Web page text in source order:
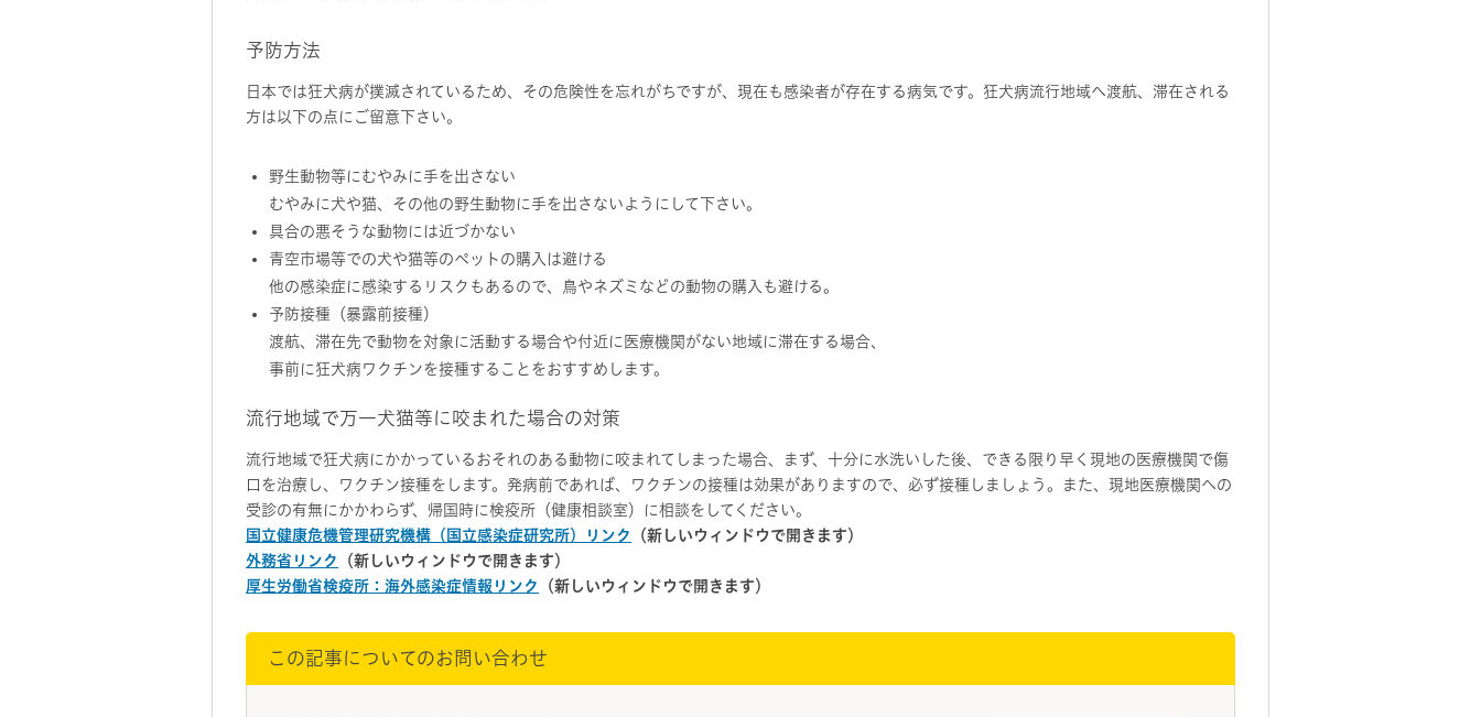
予防方法
日本では狂犬病が撲滅されているため、その危険性を忘れがちですが、現在も感染者が存在する病気です。狂犬病流行地域へ渡航、滞在される
方は以下の点にご留意下さい。
野生動物等にむやみに手を出さない
むやみに犬や猫、その他の野生動物に手を出さないようにして下さい。
具合の悪そうな動物には近づかない
青空市場等での犬や猫等のペットの購入は避ける
他の感染症に感染するリスクもあるので、鳥やネズミなどの動物の購入も避ける。
予防接種（暴露前接種）
渡航、滞在先で動物を対象に活動する場合や付近に医療機関がない地域に滞在する場合、
事前に狂犬病ワクチンを接種することをおすすめします。
流行地域で万一犬猫等に咬まれた場合の対策
流行地域で狂犬病にかかっているおそれのある動物に咬まれてしまった場合、まず、十分に水洗いした後、できる限り早く現地の医療機関で傷
口を治療し、ワクチン接種をします。発病前であれば、ワクチンの接種は効果がありますので、必ず接種しましょう。また、現地医療機関への
受診の有無にかかわらず、帰国時に検疫所（健康相談室）に相談をしてください。
国立健康危機管理研究機構（国立感染症研究所）リンク
（新しいウィンドウで開きます）
外務省リンク
（新しいウィンドウで開きます）
厚生労働省検疫所：海外感染症情報リンク
（新しいウィンドウで開きます）
この記事についてのお問い合わせ